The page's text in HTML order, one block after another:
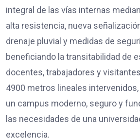
integral de las vías internas
alta resistencia, nueva
drenaje pluvial y medidas de
beneficiando la transitabilidad de
docentes, trabajadores y
4900 metros lineales
un campus moderno, seguro y
las necesidades de una
excelencia.